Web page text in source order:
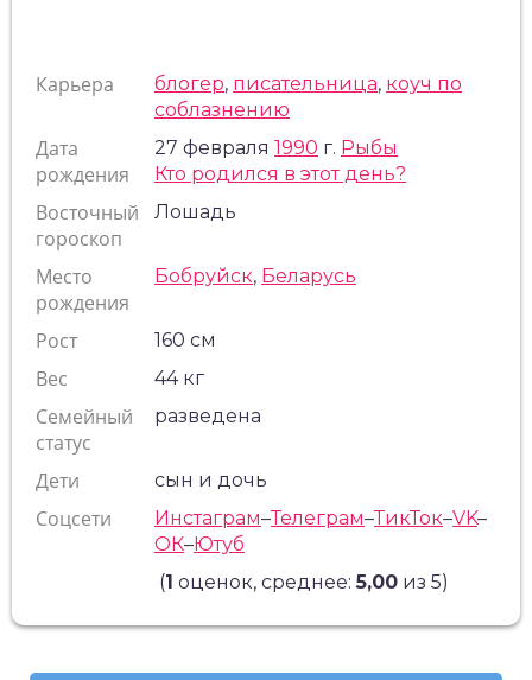
Карьера блогер, писательница, коуч по
соблазнению
Дата
рождения
27 февраля 1990 г. Рыбы
Кто родился в этот день?
Восточный
гороскоп
Лошадь
Место
рождения
Бобруйск, Беларусь
Рост 160 см
Вес 44 кг
Семейный
статус
разведена
Дети сын и дочь
Соцсети Инстаграм–Телеграм–ТикТок–VK–
ОК–Ютуб
(1 оценок, среднее:5,00 из 5)